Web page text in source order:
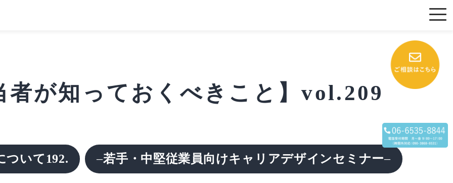
者が知っておくべきこと】vol.209
ついて192. –若手・中堅従業員向けキャリアデザインセミナー–